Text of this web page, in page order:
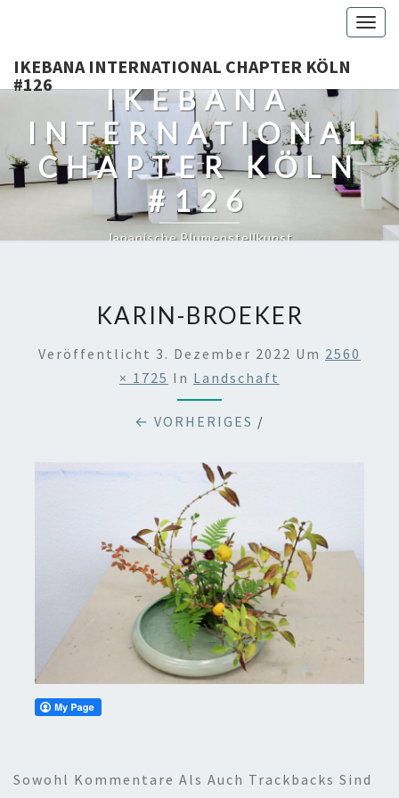
IKEBANA INTERNATIONAL CHAPTER KÖLN
#126
IKEBANA
INTERNATIONAL
CHAPTER KÖLN
#126
Japanische Blumenstellkunst
KARIN-BROEKER
Veröffentlicht 3. Dezember 2022 Um 2560
× 1725 In Landschaft
← VORHERIGES /
Sowohl Kommentare Als Auch Trackbacks Sind